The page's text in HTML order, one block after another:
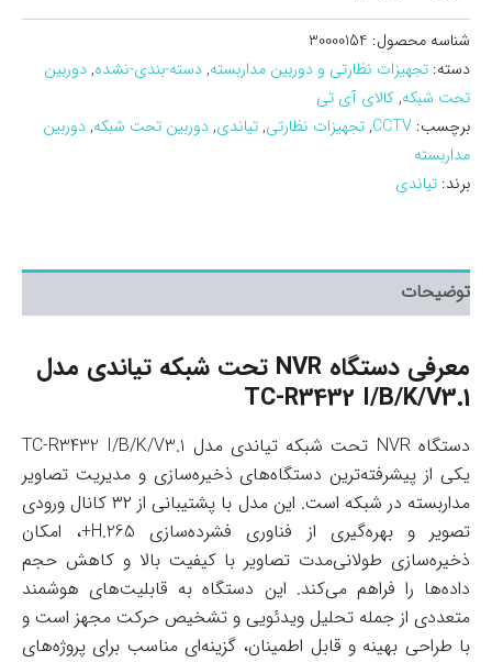
شناسه محصول: 30000154
دسته: تجهیزات نظارتی و دوربین مداربسته,دسته-بندی-نشده,دوربین
تحت شبکه,کالای آی تی
برچسب: CCTV
,تجهیزات نظارتی,تیاندی,دوربین تحت شبکه,دوربین
مداربسته
برند: تیاندی
توضیحات
معرفی دستگاه NVR تحت شبکه تیاندی مدل
TC-R3432 I/B/K/V3.1
دستگاه NVR تحت شبکه تیاندی مدل TC-R3432 I/B/K/V3.1
یکی از پیشرفته‌ترین دستگاه‌های ذخیره‌سازی و مدیریت تصاویر
مداربسته در شبکه است. این مدل با پشتیبانی از ۳۲ کانال ورودی
تصویر و بهره‌گیری از فناوری فشرده‌سازی H.265+، امکان
ذخیره‌سازی طولانی‌مدت تصاویر با کیفیت بالا و کاهش حجم
داده‌ها را فراهم می‌کند. این دستگاه به قابلیت‌های هوشمند
متعددی از جمله تحلیل ویدئویی و تشخیص حرکت مجهز است و
با طراحی بهینه و قابل اطمینان، گزینه‌ای مناسب برای پروژه‌های